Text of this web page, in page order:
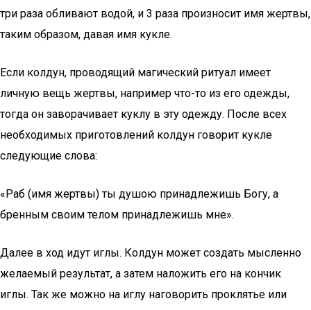
три раза обливают водой, и 3 раза произносит имя жертвы,
таким образом, давая имя кукле.
Если колдун, проводящий магический ритуал имеет
личную вещь жертвы, например что-то из его одежды,
тогда он заворачивает куклу в эту одежду. После всех
необходимых приготовлений колдун говорит кукле
следующие слова:
«Раб (имя жертвы) ты душою принадлежишь Богу, а
бренным своим телом принадлежишь мне».
Далее в ход идут иглы. Колдун может создать мысленно
желаемый результат, а затем наложить его на кончик
иглы. Так же можно на иглу наговорить проклятье или